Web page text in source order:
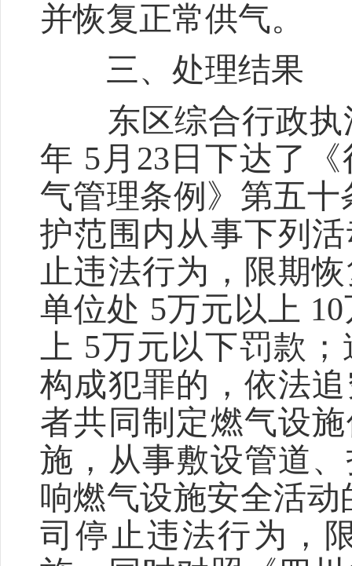
并恢复正常供气。
三、处理结果
东区综合行政执
年 5月23日下达了
气管理条例》第五
护范围内从事下列
止违法行为，限期
单位处 5万元以上
上 5万元以下罚款
构成犯罪的，依法
者共同制定燃气设
施，从事敷设管道
响燃气设施安全活
司停止违法行为，